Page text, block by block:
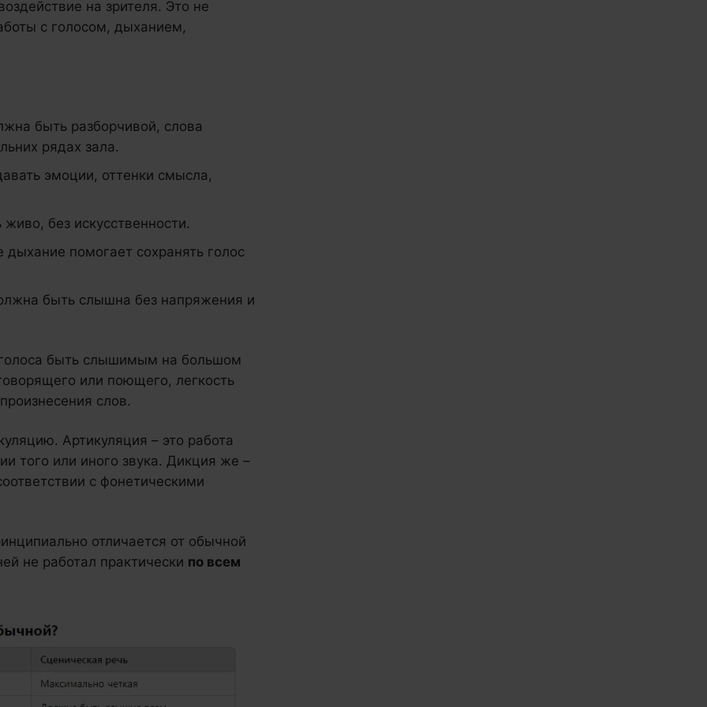
на зрителя. Это не
с голосом, дыханием,
быть разборчивой, слова
рядах зала.
эмоции, оттенки смысла,
без искусственности.
помогает сохранять голос
быть слышна без напряжения и
голоса быть слышимым на большом
или поющего, легкость
слов.
Артикуляция – это работа
того или иного звука. Дикция же –
с фонетическими
отличается от обычной
не работал практически по всем